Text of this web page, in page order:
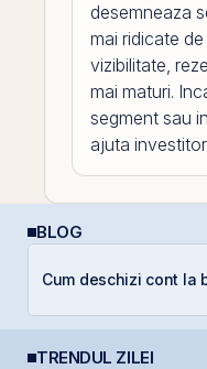
desemneaza
mai ridicate
vizibilitate,
mai maturi.
segment sau
ajuta
BLOG
Cum deschizi cont la
TRENDUL ZILEI